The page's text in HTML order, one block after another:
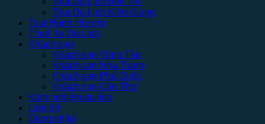
Tour Du Lịch Kiên Giang
Tour Hành Hương
Thuê Xe Du Lịch
Khách sạn
Khách sạn Vũng Tàu
Khách sạn Nha Trang
Khách sạn Phú Quốc
Khách sạn Cần Thơ
Kinh nghiệm du lịch
Liên hệ
Đăng nhập